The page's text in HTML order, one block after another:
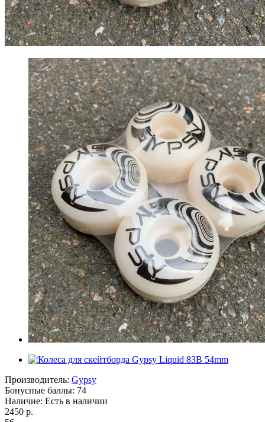
Производитель: Gypsy
Бонусные баллы: 74
Наличие: Есть в наличии
2450 р.